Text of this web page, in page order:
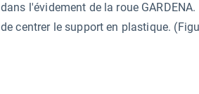
dans l'évidement de la roue
de centrer le support en plastique.